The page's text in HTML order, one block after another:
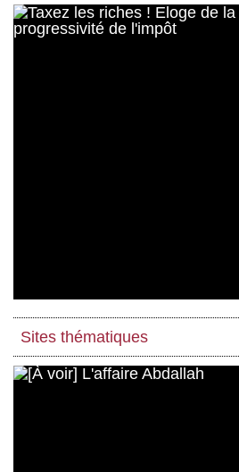
Sites thématiques